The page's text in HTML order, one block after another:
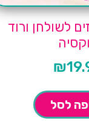
לשולחן ורוד
₪
לסל